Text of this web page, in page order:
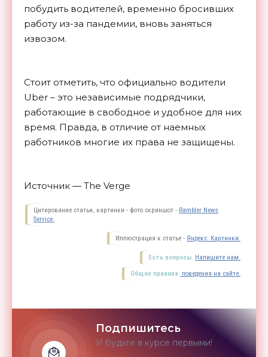
побудить водителей, временно бросивших
работу из-за пандемии, вновь заняться
извозом.
Стоит отметить, что официально водители
Uber – это независимые подрядчики,
работающие в свободное и удобное для них
время. Правда, в отличие от наемных
работников многие их права не защищены.
Источник — The Verge
Цитирование статьи, картинки - фото скриншот - Rambler News
Service.
Иллюстрация к статье - Яндекс. Картинки.
Есть вопросы. Напишите нам.
Общие правила поведения на сайте.
Подпишитесь
И будьте в курсе первыми!